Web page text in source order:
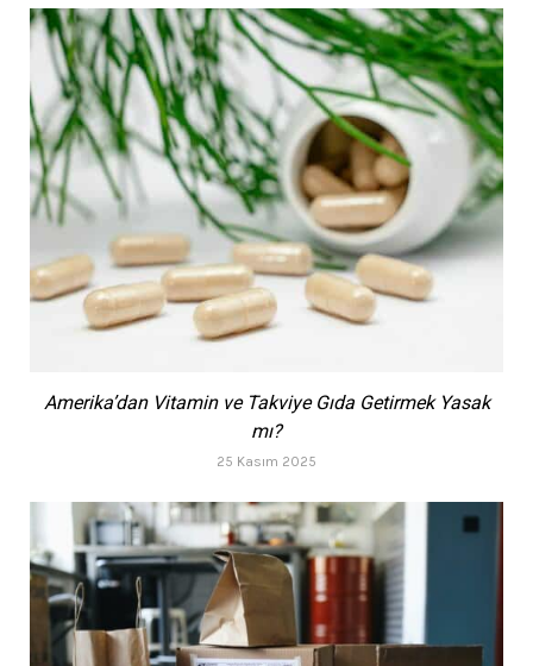
Amerika’dan Vitamin ve Takviye Gıda Getirmek Yasak
mı?
25 Kasım 2025